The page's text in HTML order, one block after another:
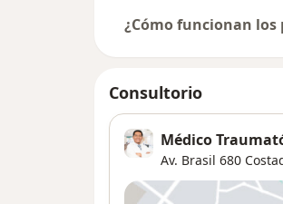
¿Cómo funcionan los
Consultorio
Médico
Av. Brasil 680